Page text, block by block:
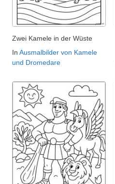
Zwei Kamele in der Wüste
In Ausmalbilder von Kamele
und Dromedare